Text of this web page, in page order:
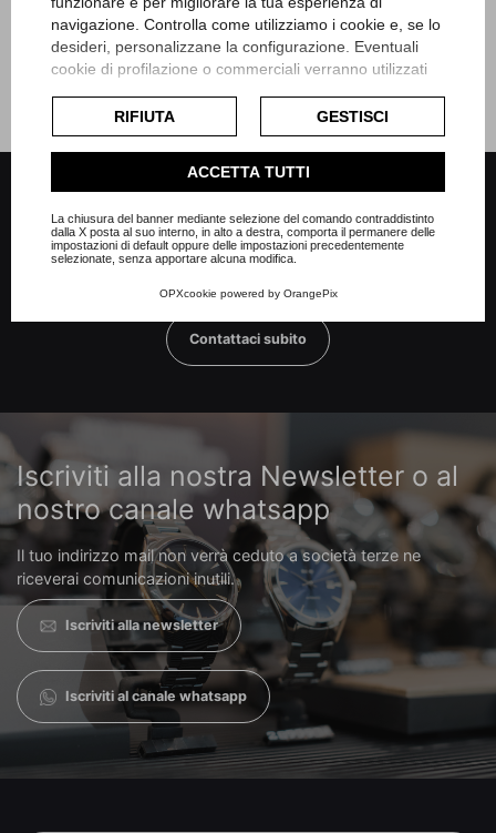
navigazione. Controlla come utilizziamo i cookie e, se lo
desideri, personalizzane la configurazione. Eventuali
cookie di profilazione o commerciali verranno utilizzati
dell'utente e, se consentito, potrebbero essere utilizzati
per personalizzare gli annunci pubblicitari. Per ulteriori
informazioni su come Google utilizza i dati raccolti,
politica sulla privacy di Google
Consulta l'informativa cookie completa.
RIFIUTA GESTISCI
ACCETTA TUTTI
La chiusura del banner mediante selezione del comando contraddistinto
dalla X posta al suo interno, in alto a destra, comporta il permanere delle
impostazioni di default oppure delle impostazioni precedentemente
selezionate, senza apportare alcuna modifica.
OPXcookie powered by OrangePix
Richiedi dettagli
Contattaci subito
Iscriviti alla nostra Newsletter o al
nostro canale whatsapp
Il tuo indirizzo mail non verrà ceduto a società terze ne
riceverai comunicazioni inutili.
Iscriviti alla newsletter
Iscriviti al canale whatsapp